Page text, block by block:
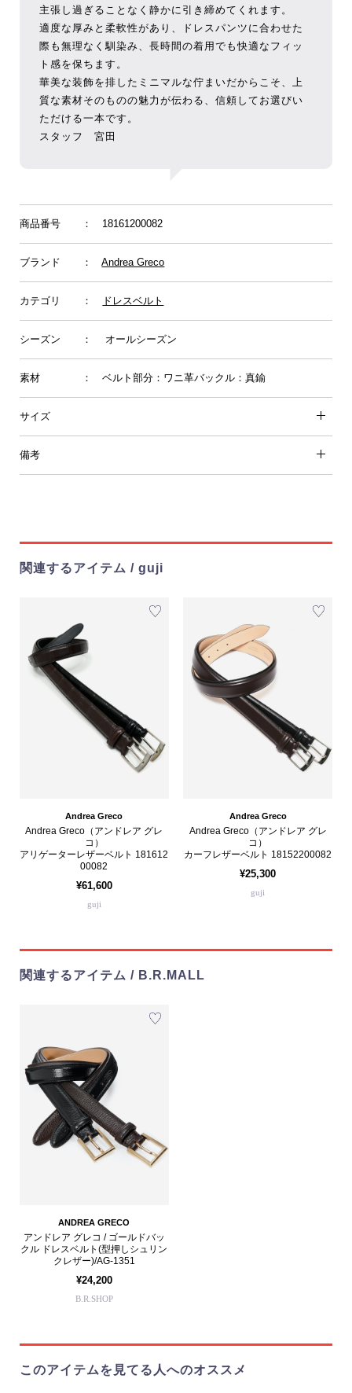
主張し過ぎることなく静かに引き締めてくれます。
適度な厚みと柔軟性があり、ドレスパンツに合わせた
際も無理なく馴染み、長時間の着用でも快適なフィッ
ト感を保ちます。
華美な装飾を排したミニマルな佇まいだからこそ、上
質な素材そのものの魅力が伝わる、信頼してお選びい
ただける一本です。
スタッフ 宮田
商品番号 ： 18161200082
ブランド ：Andrea Greco
カテゴリ ： ドレスベルト
シーズン ： オールシーズン
素材 ： ベルト部分：ワニ革バックル：真鍮
サイズ
備考
関連するアイテム / guji
Andrea Greco
Andrea Greco（アンドレア グレ
コ）
アリゲーターレザーベルト 181612
00082
¥61,600
guji
Andrea Greco
Andrea Greco（アンドレア グレ
コ）
カーフレザーベルト 18152200082
¥25,300
guji
関連するアイテム / B.R.MALL
ANDREA GRECO
アンドレア グレコ / ゴールドバッ
クル ドレスベルト(型押しシュリン
クレザー)/AG-1351
¥24,200
B.R.SHOP
このアイテムを見てる人へのオススメ